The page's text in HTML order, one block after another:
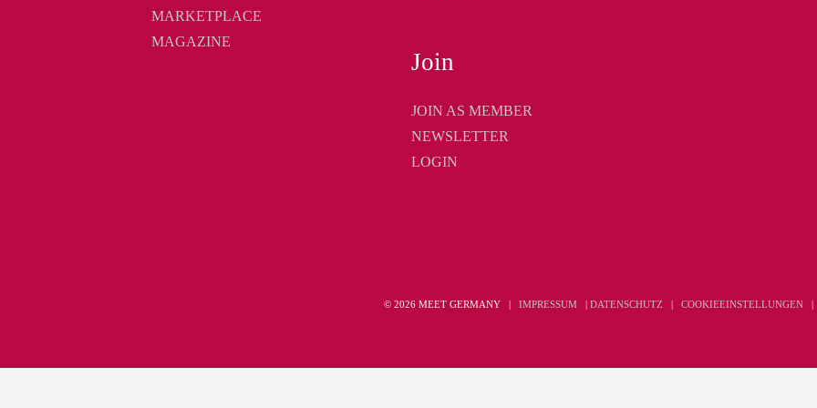
MARKETPLACE
MAGAZINE
Join
JOIN AS MEMBER
NEWSLETTER
LOGIN
© 2026 MEET GERMANY | IMPRESSUM DATENSCHUTZ COOKIEEINSTELLUNGEN